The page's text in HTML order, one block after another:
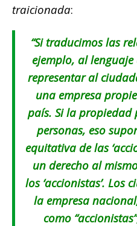
traicionada:
“Si traducimos las
ejemplo, al
representar al
una empresa
país. Si la propiedad
personas, eso
equitativa de las
un derecho al
los ‘accionistas’.
la empresa
como